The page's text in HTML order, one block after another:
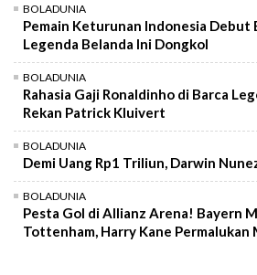
BOLADUNIA
Pemain Keturunan Indonesia Debut
Legenda Belanda Ini Dongkol
BOLADUNIA
Rahasia Gaji Ronaldinho di Barca
Rekan Patrick Kluivert
BOLADUNIA
Demi Uang Rp1 Triliun, Darwin
BOLADUNIA
Pesta Gol di Allianz Arena! Bayern
Tottenham, Harry Kane Permalukan